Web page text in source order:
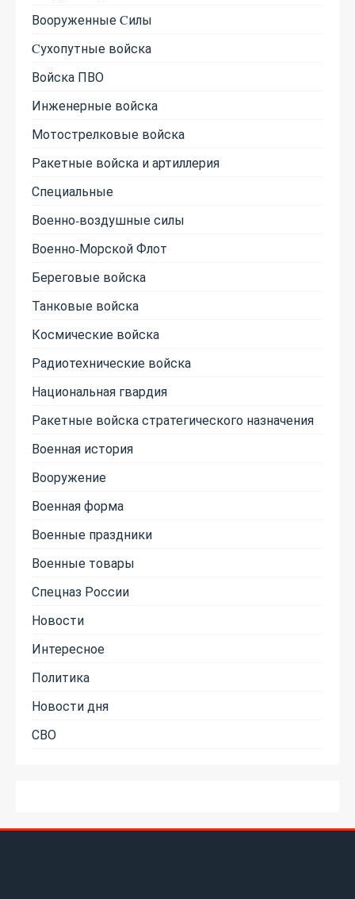
Вооруженные Cилы
Cухопутные войска
Войска ПВО
Инженерные войска
Мотострелковые войска
Ракетные войска и артиллерия
Специальные
Военно-воздушные силы
Военно-Морской Флот
Береговые войска
Танковые войска
Космические войска
Радиотехнические войска
Национальная гвардия
Ракетные войска стратегического назначения
Военная история
Вооружение
Военная форма
Военные праздники
Военные товары
Спецназ России
Новости
Интересное
Политика
Новости дня
СВО